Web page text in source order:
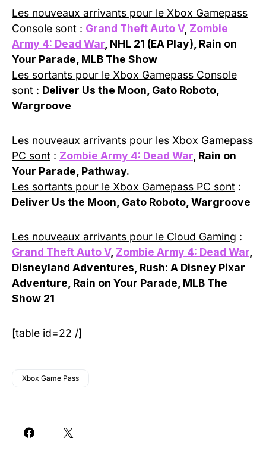
Les nouveaux arrivants pour le Xbox Gamepass
Console sont : Grand Theft Auto V, Zombie
Army 4: Dead War, NHL 21 (EA Play), Rain on
Your Parade, MLB The Show
Les sortants pour le Xbox Gamepass Console
sont : Deliver Us the Moon, Gato Roboto,
Wargroove
Les nouveaux arrivants pour les Xbox Gamepass
PC sont : Zombie Army 4: Dead War, Rain on
Your Parade, Pathway.
Les sortants pour le Xbox Gamepass PC sont :
Deliver Us the Moon, Gato Roboto, Wargroove
Les nouveaux arrivants pour le Cloud Gaming :
Grand Theft Auto V, Zombie Army 4: Dead War,
Disneyland Adventures, Rush: A Disney Pixar
Adventure, Rain on Your Parade, MLB The
Show 21
[table id=22 /]
Xbox Game Pass